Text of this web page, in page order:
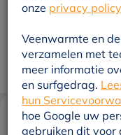
onze privacy
Veenwarmte en
verzamelen met
meer informatie
en surfgedrag.
hun
hoe Google uw
gebruiken dit voor